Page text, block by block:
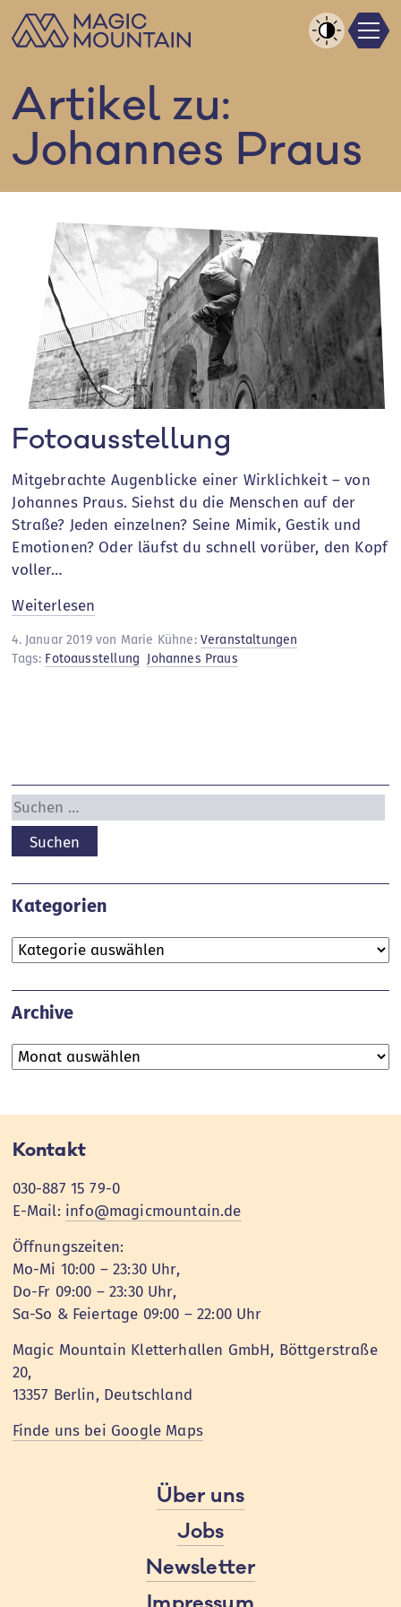
Zum
Inhalt
Artikel zu:
Johannes Praus
Fotoausstellung
Mitgebrachte Augenblicke einer Wirklichkeit – von
Johannes Praus. Siehst du die Menschen auf der
Straße? Jeden einzelnen? Seine Mimik, Gestik und
Emotionen? Oder läufst du schnell vorüber, den Kopf
voller…
Weiterlesen
4. Januar 2019 von Marie Kühne: Veranstaltungen
Tags: Fotoausstellung Johannes Praus
Suchen
nach:
Kategorien
Kategorien
Archive
Archive
Kontakt
030-887 15 79-0
E-Mail: info@magicmountain.de
Öffnungszeiten:
Mo-Mi 10:00 – 23:30 Uhr,
Do-Fr 09:00 – 23:30 Uhr,
Sa-So & Feiertage 09:00 – 22:00 Uhr
Magic Mountain Kletterhallen GmbH, Böttgerstraße
20,
13357 Berlin, Deutschland
Finde uns bei Google Maps
Über uns
Jobs
Newsletter